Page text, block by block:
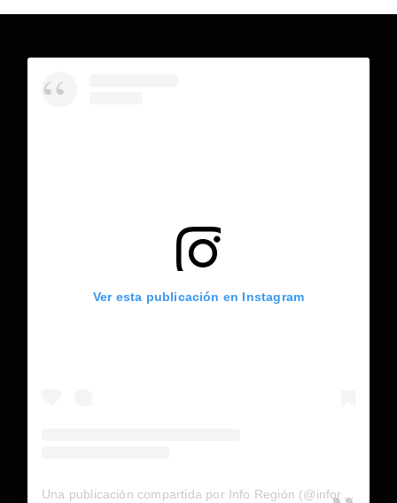
Ver esta publicación en Instagram